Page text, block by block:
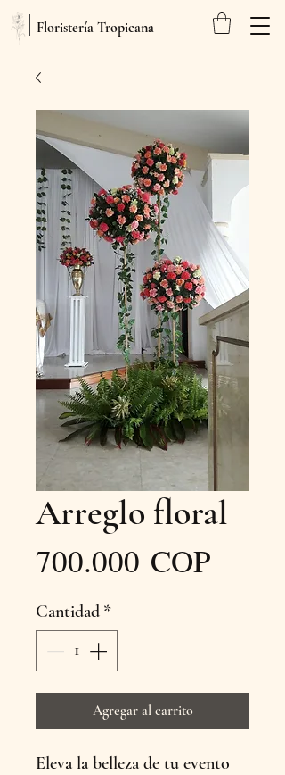
Floristería Tropicana
Arreglo floral
700.000 COPPrecio
Cantidad *
Agregar al carrito
Eleva la belleza de tu evento